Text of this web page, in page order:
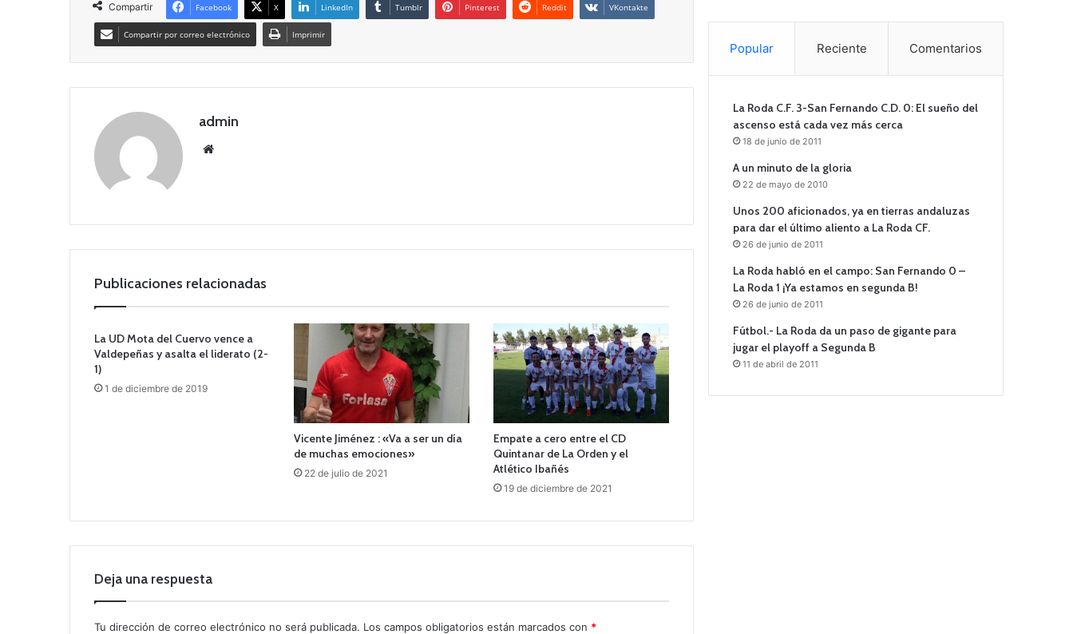
Compartir Facebook X LinkedIn Tumblr Pinterest Reddit VKontakte
Compartir por correo electrónico Imprimir
admin
Publicaciones relacionadas
La UD Mota del Cuervo vence a
Valdepeñas y asalta el liderato (2-
1)
1 de diciembre de 2019
Vicente Jiménez : «Va a ser un día
de muchas emociones»
22 de julio de 2021
Empate a cero entre el CD
Quintanar de La Orden y el
Atlético Ibañés
19 de diciembre de 2021
Deja una respuesta
Tu dirección de correo electrónico no será publicada. Los campos obligatorios están marcados con *
Popular Reciente Comentarios
La Roda C.F. 3-San Fernando C.D. 0: El sueño del
ascenso está cada vez más cerca
18 de junio de 2011
A un minuto de la gloria
22 de mayo de 2010
Unos 200 aficionados, ya en tierras andaluzas
para dar el último aliento a La Roda CF.
26 de junio de 2011
La Roda habló en el campo: San Fernando 0 –
La Roda 1 ¡Ya estamos en segunda B!
26 de junio de 2011
Fútbol.- La Roda da un paso de gigante para
jugar el playoff a Segunda B
11 de abril de 2011